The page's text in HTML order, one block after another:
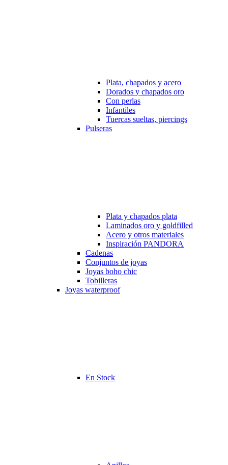
Plata, chapados y acero
Dorados y chapados oro
Con perlas
Infantiles
Tuercas sueltas, piercings
Pulseras
Plata y chapados plata
Laminados oro y goldfilled
Acero y otros materiales
Inspiración PANDORA
Cadenas
Conjuntos de joyas
Joyas boho chic
Tobilleras
Joyas waterproof
En Stock